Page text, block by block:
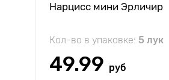
Нарцисс мини Эрличир
Кол-во в упаковке: 5 лук
49.99 руб